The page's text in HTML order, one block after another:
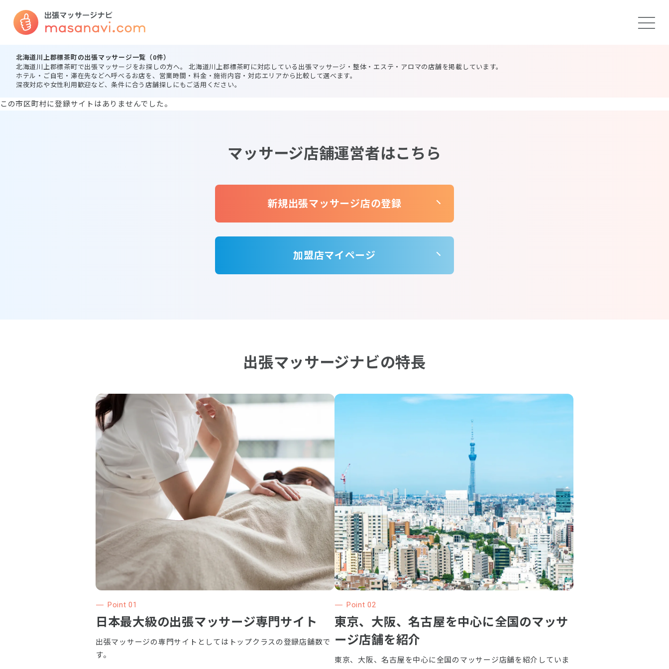
北海道川上郡標茶町の出張マッサージ一覧（0件）
北海道川上郡標茶町で出張マッサージをお探しの方へ。 北海道川上郡標茶町に対応している出張マッサージ・整体・エステ・アロマの店舗を掲載しています。
ホテル・ご自宅・滞在先などへ呼べるお店を、営業時間・料金・施術内容・対応エリアから比較して選べます。
深夜対応や女性利用歓迎など、条件に合う店舗探しにもご活用ください。
この市区町村に登録サイトはありませんでした。
マッサージ店舗運営者はこちら
新規出張マッサージ店の登録
加盟店マイページ
出張マッサージナビの特長
Point 01
日本最大級の出張マッサージ専門サイト
出張マッサージの専門サイトとしてはトップクラスの登録店舗数で
す。
Point 02
東京、大阪、名古屋を中心に全国のマッサ
ージ店舗を紹介
東京、大阪、名古屋を中心に全国のマッサージ店舗を紹介していま